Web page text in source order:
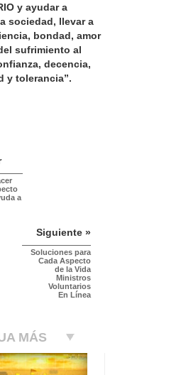
y ayudar a
sociedad, llevar a
bondad, amor
sufrimiento al
decencia,
y tolerancia”.
a
Siguiente »
Soluciones para
Cada Aspecto
de la Vida
Ministros
Voluntarios
En Línea
MÁS